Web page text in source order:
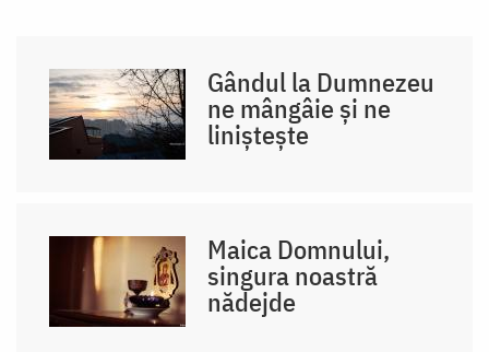
Gândul la Dumnezeu
ne mângâie și ne
liniștește
Maica Domnului,
singura noastră
nădejde